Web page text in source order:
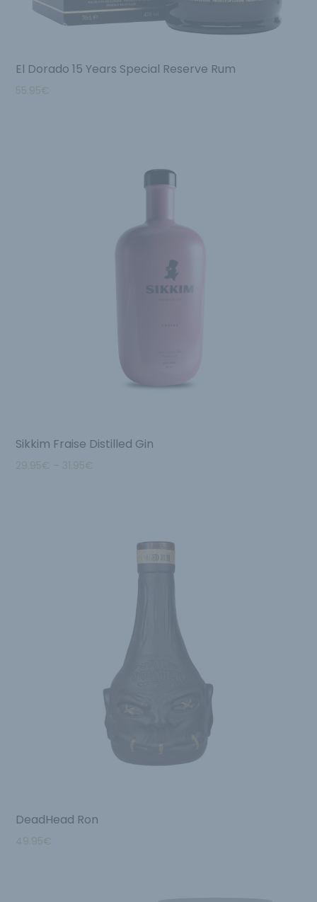
El Dorado 15 Years Special Reserve Rum
55.95€
Sikkim Fraise Distilled Gin
29.95€ – 31.95€
DeadHead Ron
49.95€